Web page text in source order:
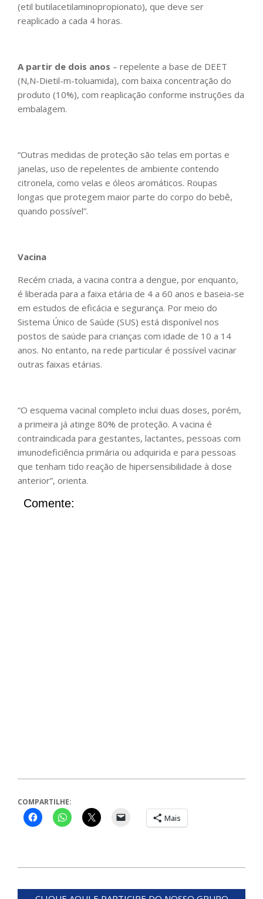
(etil butilacetilaminopropionato), que deve ser
reaplicado a cada 4 horas.
A partir de dois anos – repelente a base de DEET
(N,N-Dietil-m-toluamida), com baixa concentração do
produto (10%), com reaplicação conforme instruções da
embalagem.
“Outras medidas de proteção são telas em portas e
janelas, uso de repelentes de ambiente contendo
citronela, como velas e óleos aromáticos. Roupas
longas que protegem maior parte do corpo do bebê,
quando possível”.
Vacina
Recém criada, a vacina contra a dengue, por enquanto,
é liberada para a faixa etária de 4 a 60 anos e baseia-se
em estudos de eficácia e segurança. Por meio do
Sistema Único de Saúde (SUS) está disponível nos
postos de saúde para crianças com idade de 10 a 14
anos. No entanto, na rede particular é possível vacinar
outras faixas etárias.
“O esquema vacinal completo inclui duas doses, porém,
a primeira já atinge 80% de proteção. A vacina é
contraindicada para gestantes, lactantes, pessoas com
imunodeficiência primária ou adquirida e para pessoas
que tenham tido reação de hipersensibilidade à dose
anterior”, orienta.
Comente:
COMPARTILHE:
Mais
05-